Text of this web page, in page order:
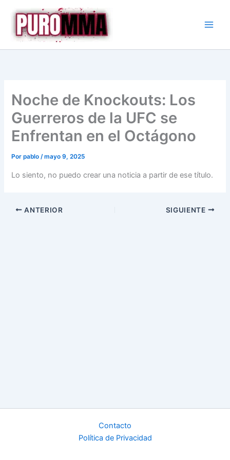
contenido
Noche de Knockouts: Los
Guerreros de la UFC se
Enfrentan en el Octágono
Porpablo/mayo 9, 2025
Lo siento, no puedo crear una noticia a partir de ese título.
ANTERIOR SIGUIENTE
Contacto
Política de Privacidad